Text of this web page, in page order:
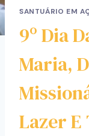
SANTUÁRIO EM
9º Dia
Maria,
Lazer